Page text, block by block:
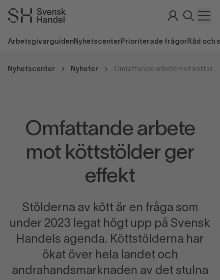
Arbetsgivarguiden Nyhetscenter Prioriterade frågor Råd och
Nyhetscenter Nyheter Omfattande arbete mot
Omfattande arbete
mot köttstölder ger
effekt
Stölderna av kött är en fråga som
under 2023 legat högt upp på Svensk
Handels agenda. Köttstölderna har
ökat över hela landet och
andrahandsmarknaden av det stulna